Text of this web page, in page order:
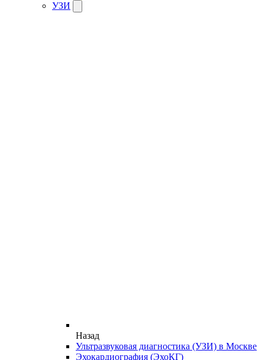
УЗИ
Назад
Ультразвуковая диагностика (УЗИ) в Москве
Эхокардиография (ЭхоКГ)